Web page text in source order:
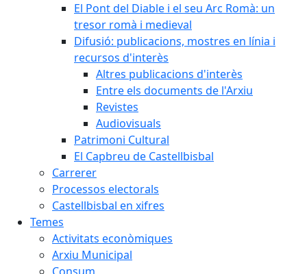
El Pont del Diable i el seu Arc Romà: un
tresor romà i medieval
Difusió: publicacions, mostres en línia i
recursos d'interès
Altres publicacions d'interès
Entre els documents de l'Arxiu
Revistes
Audiovisuals
Patrimoni Cultural
El Capbreu de Castellbisbal
Carrerer
Processos electorals
Castellbisbal en xifres
Temes
Activitats econòmiques
Arxiu Municipal